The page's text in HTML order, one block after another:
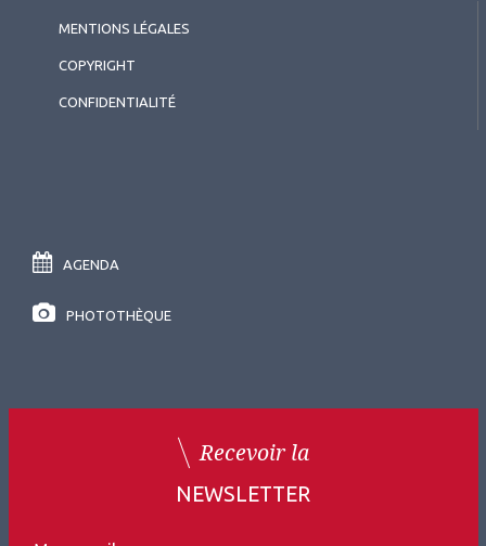
MENTIONS LÉGALES
COPYRIGHT
CONFIDENTIALITÉ
AGENDA
PHOTOTHÈQUE
Recevoir la
NEWSLETTER